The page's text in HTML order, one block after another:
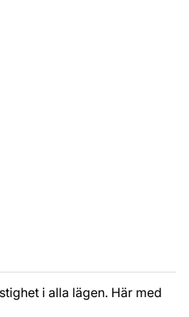
i alla lägen. Här med